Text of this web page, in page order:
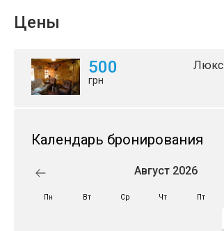
Цены
500
грн
Люкс
Календарь бронирования
Август 2026
Пн Вт Ср Чт Пт